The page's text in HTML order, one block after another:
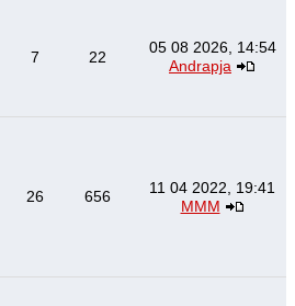
7 22
05 08 2026, 14:54
Andrapja
26 656
11 04 2022, 19:41
МММ